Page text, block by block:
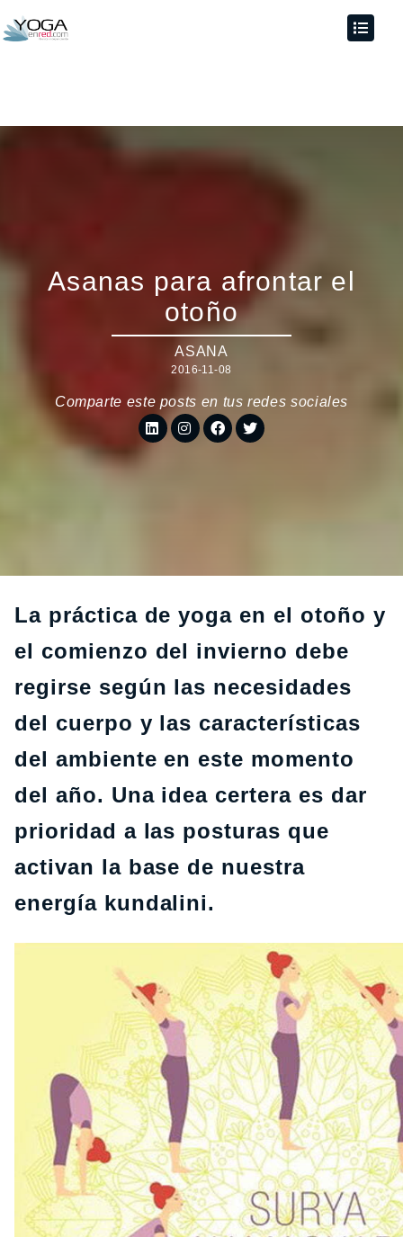
Asanas para afrontar el
otoño
ASANA
2016-11-08
Comparte este posts en tus redes sociales
La práctica de yoga en el otoño y
el comienzo del invierno debe
regirse según las necesidades
del cuerpo y las características
del ambiente en este momento
del año. Una idea certera es dar
prioridad a las posturas que
activan la base de nuestra
energía kundalini.